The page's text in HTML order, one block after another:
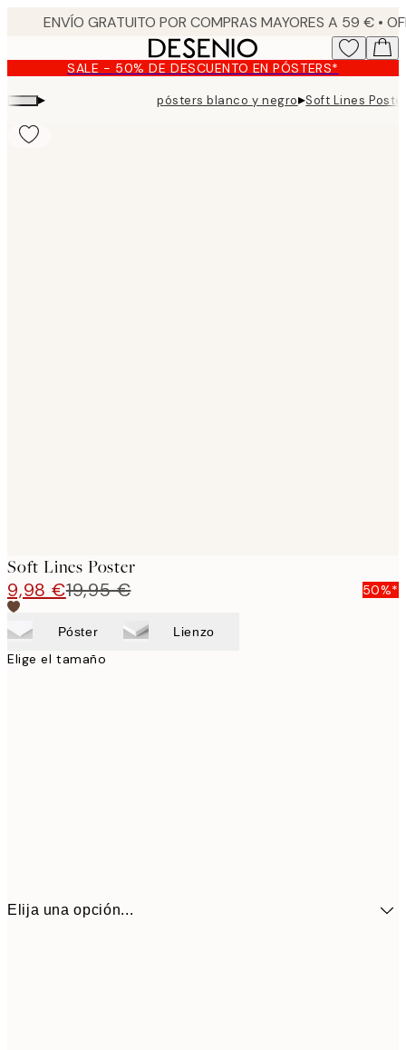
content.SALE - 50% DE DESCUENTO EN PÓSTERS*
▸ pósters blanco y negro▸Soft Lines
Soft Lines Poster
9,98 €19,95 € 50%*
Póster Lienzo
Elige el tamaño
Elija una opción...